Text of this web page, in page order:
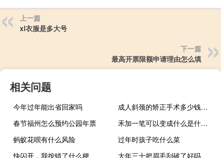
上一篇
xl衣服是多大号
下一篇
最高开票限额申请理由怎么填
相关问题
今年过年能出省回家吗
成人斜颈的矫正手术多少钱（斜颈自己能矫正吗）
春节福州怎么预约公园年票
禾加一笔可以变成什么是什么字
蚂蚁花呗有什么风险
过年时孩子吃什么菜
快闪开，我按错了什么梗
大年三十把眉毛刮破了好吗